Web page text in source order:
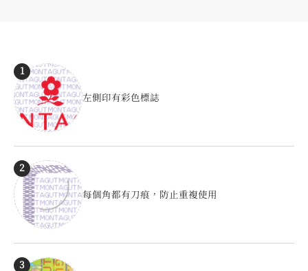
Montagut Products
1
左側印有彩色標誌
2
每個角都有刀痕，防止重複使用
3